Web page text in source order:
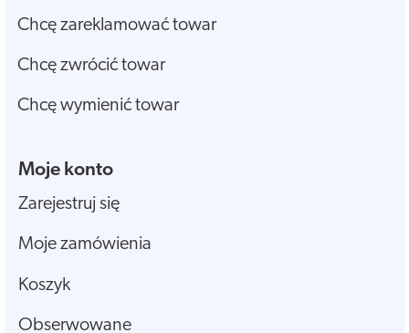
Chcę zareklamować towar
Chcę zwrócić towar
Chcę wymienić towar
Moje konto
Zarejestruj się
Moje zamówienia
Koszyk
Obserwowane